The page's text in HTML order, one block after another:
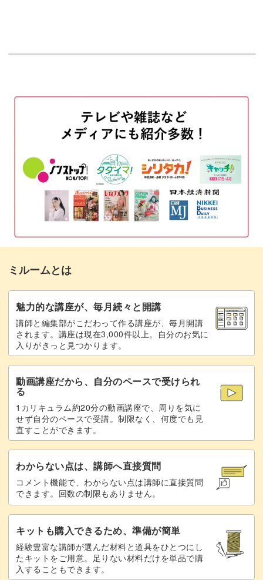
ハートのフレンチラインを作る
フレンチラインにホロをのせる
トップジェルでコーティングする 14:11
エクステンションジェルで厚みを出す
完成♪
ミルームとは
魅力的な講座が、毎月続々と開講
講師と編集部がこだわって作る講座が、毎月開講
されます。講座は現在3,000件以上。自分のお気に
入りがきっと見つかります。
動画講座だから、自分のペースで受けられ
る
1カリキュラム約20分の動画講座で、周りを気に
せず自分のペースで受講。制限なく、何度でも見
直すことができます。
わからない点は、講師へ直接質問
コメント機能で、わからない点は講師に直接質問
できます。回数の制限もありません。
キットも購入できるため、準備が簡単
経験豊富な講師が選んだ材料と道具をひとつにし
たキットをご用意。足りない材料だけを単品で購
入することもできます。